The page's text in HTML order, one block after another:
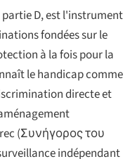
partie D, est l'instrument
fondées sur le
à la fois pour la
le handicap comme
directe et
(Συνήγορος του
indépendant